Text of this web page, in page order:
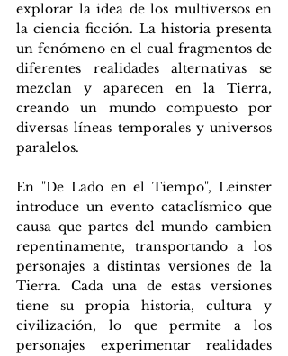
explorar la idea de los multiversos en
la ciencia ficción. La historia presenta
un fenómeno en el cual fragmentos de
diferentes realidades alternativas se
mezclan y aparecen en la Tierra,
creando un mundo compuesto por
diversas líneas temporales y universos
paralelos.
En "De Lado en el Tiempo", Leinster
introduce un evento cataclísmico que
causa que partes del mundo cambien
repentinamente, transportando a los
personajes a distintas versiones de la
Tierra. Cada una de estas versiones
tiene su propia historia, cultura y
civilización, lo que permite a los
personajes experimentar realidades